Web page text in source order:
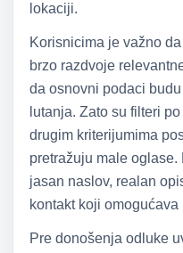
lokaciji.
Korisnicima je važno
brzo razdvoje
da osnovni podaci
lutanja. Zato su filteri
drugim kriterijumima
pretražuju male
jasan naslov, realan
kontakt koji
Pre donošenja odluke